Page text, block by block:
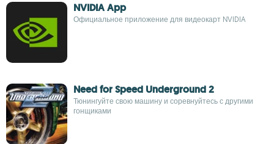
NVIDIA App
Официальное приложение для видеокарт NVIDIA
Need for Speed Underground 2
Тюнингуйте свою машину и соревнуйтесь с другими
гонщиками